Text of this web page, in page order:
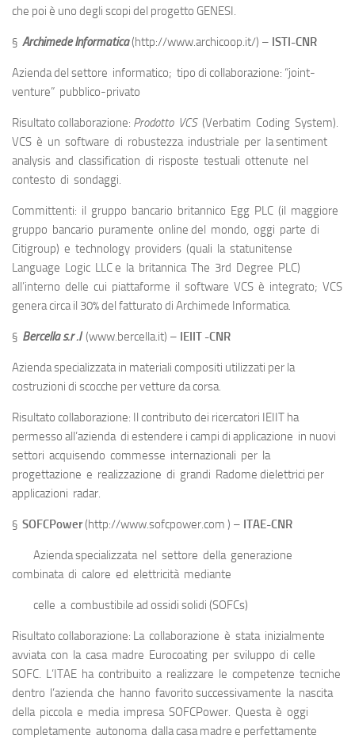
che poi è uno degli scopi del progetto GENESI.
§ Archimede Informatica(http://www.archicoop.it/) – ISTI-CNR
Azienda del settore informatico; tipo di collaborazione: “joint-
venture” pubblico-privato
Risultato collaborazione: Prodotto VCS(Verbatim Coding System).
VCS è un software di robustezza industriale per la sentiment
analysis and classification di risposte testuali ottenute nel
contesto di sondaggi.
Committenti: il gruppo bancario britannico Egg PLC (il maggiore
gruppo bancario puramente online del mondo, oggi parte di
Citigroup) e technology providers (quali la statunitense
Language Logic LLC e la britannica The 3rd Degree PLC)
all’interno delle cui piattaforme il software VCS è integrato; VCS
genera circa il 30% del fatturato di Archimede Informatica.
§ Bercella s.r .l(www.bercella.it) – IEIIT -CNR
Azienda specializzata in materiali compositi utilizzati per la
costruzioni di scocche per vetture da corsa.
Risultato collaborazione: Il contributo dei ricercatori IEIIT ha
permesso all’azienda di estendere i campi di applicazione in nuovi
settori acquisendo commesse internazionali per la
progettazione e realizzazione di grandi Radome dielettrici per
applicazioni radar.
§ SOFCPower(http://www.sofcpower.com ) – ITAE-CNR
Azienda specializzata nel settore della generazione
combinata di calore ed elettricità mediante
celle a combustibile ad ossidi solidi (SOFCs)
Risultato collaborazione: La collaborazione è stata inizialmente
avviata con la casa madre Eurocoating per sviluppo di celle
SOFC. L’ITAE ha contribuito a realizzare le competenze tecniche
dentro l’azienda che hanno favorito successivamente la nascita
della piccola e media impresa SOFCPower. Questa è oggi
completamente autonoma dalla casa madre e perfettamente